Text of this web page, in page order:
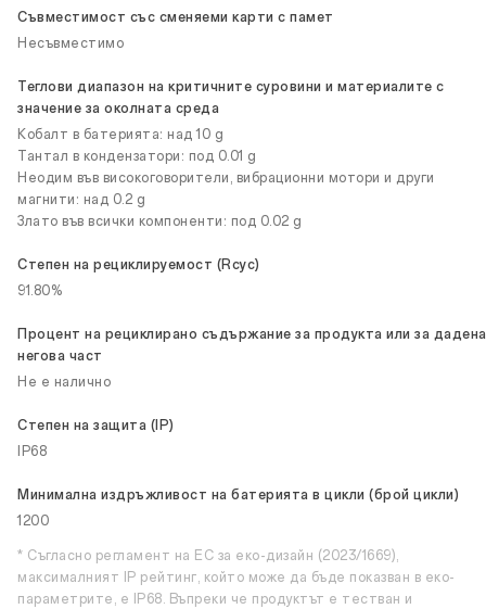
Съвместимост със сменяеми карти с памет
Несъвместимо
Теглови диапазон на критичните суровини и материалите с
значение за околната среда
Кобалт в батерията: над 10 g
Тантал в кондензатори: под 0.01 g
Неодим във високоговорители, вибрационни мотори и други
магнити: над 0.2 g
Злато във всички компоненти: под 0.02 g
Степен на рециклируемост (Rcyc)
91.80%
Процент на рециклирано съдържание за продукта или за дадена
негова част
Не е налично
Степен на защита (IP)
IP68
Минимална издръжливост на батерията в цикли (брой цикли)
1200
* Съгласно регламент на ЕС за еко-дизайн (2023/1669),
максималният IP рейтинг, който може да бъде показван в еко-
параметрите, е IP68. Въпреки че продуктът е тестван и